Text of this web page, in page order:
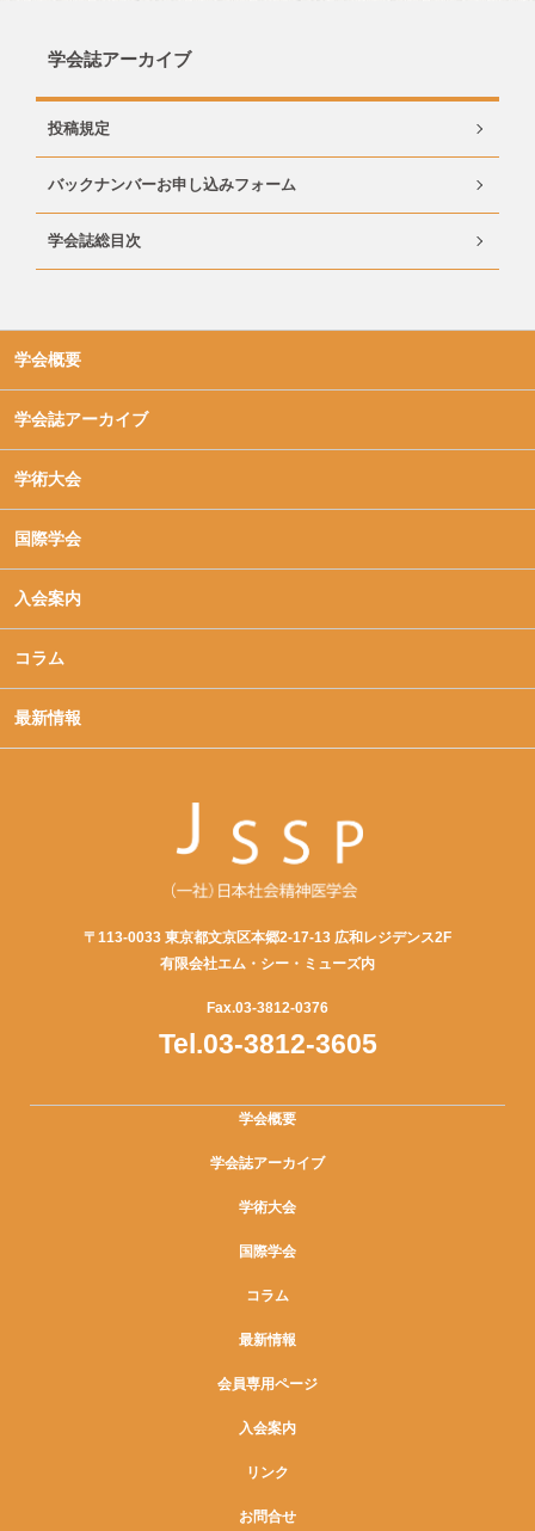
学会誌アーカイブ
投稿規定
バックナンバーお申し込みフォーム
学会誌総目次
学会概要
学会誌アーカイブ
学術大会
国際学会
入会案内
コラム
最新情報
〒113-0033 東京都文京区本郷2-17-13 広和レジデンス2F
有限会社エム・シー・ミューズ内
Fax.03-3812-0376
Tel.03-3812-3605
学会概要
学会誌アーカイブ
学術大会
国際学会
コラム
最新情報
会員専用ページ
入会案内
リンク
お問合せ